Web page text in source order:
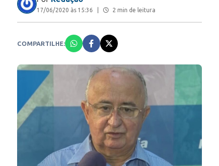
17/06/2020 às 15:36 2 min de leitura
COMPARTILHE: